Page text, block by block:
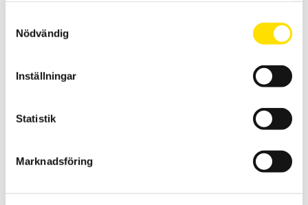
Nödvändig
Inställningar
Statistik
Marknadsföring
ETL Provkabel HVC06C-KL med HVP06C-kontakt och